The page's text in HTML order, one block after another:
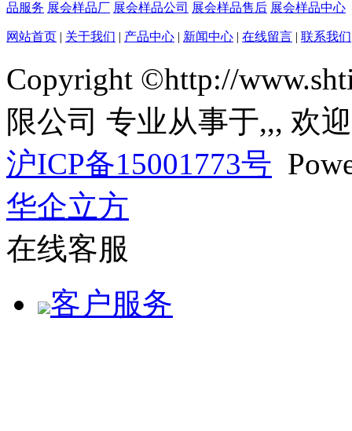
品服务 展会样品厂 展会样品公司 展会样品售后 展会样品中心
网站首页 | 关于我们 | 产品中心 | 新闻中心 | 在线留言 | 联系我们
Copyright ©http://
限公司 专业从事于,,, 欢
沪ICP备15001773号
华企立方
在线客服
客户服务